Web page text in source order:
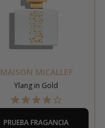
MAISON MICALLEF
Ylang in Gold
PRUEBA FRAGANCIA